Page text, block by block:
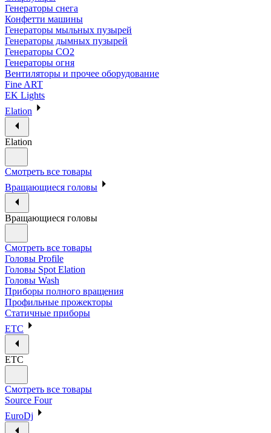
Генераторы снега
Конфетти машины
Генераторы мыльных пузырей
Генераторы дымных пузырей
Генераторы CO2
Генераторы огня
Вентиляторы и прочее оборудование
Fine ART
EK Lights
Elation
Elation
Смотреть все товары
Вращающиеся головы
Вращающиеся головы
Смотреть все товары
Головы Profile
Головы Spot Elation
Головы Wash
Приборы полного вращения
Профильные прожекторы
Статичные приборы
ETC
ETC
Смотреть все товары
Source Four
EuroDj